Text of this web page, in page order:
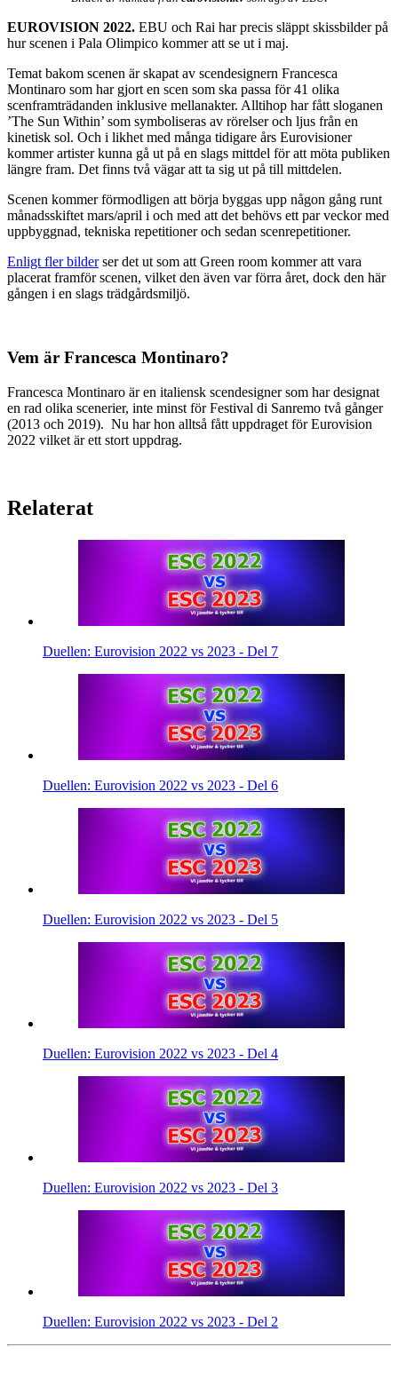
EUROVISION 2022. EBU och Rai har precis släppt skissbilder på
hur scenen i Pala Olimpico kommer att se ut i maj.
Temat bakom scenen är skapat av scendesignern Francesca
Montinaro som har gjort en scen som ska passa för 41 olika
scenframträdanden inklusive mellanakter. Alltihop har fått sloganen
’The Sun Within’ som symboliseras av rörelser och ljus från en
kinetisk sol. Och i likhet med många tidigare års Eurovisioner
kommer artister kunna gå ut på en slags mittdel för att möta publiken
längre fram. Det finns två vägar att ta sig ut på till mittdelen.
Scenen kommer förmodligen att börja byggas upp någon gång runt
månadsskiftet mars/april i och med att det behövs ett par veckor med
uppbyggnad, tekniska repetitioner och sedan scenrepetitioner.
Enligt fler bilderser det ut som att Green room kommer att vara
placerat framför scenen, vilket den även var förra året, dock den här
gången i en slags trädgårdsmiljö.
Vem är Francesca Montinaro?
Francesca Montinaro är en italiensk scendesigner som har designat
en rad olika scenerier, inte minst för Festival di Sanremo två gånger
(2013 och 2019). Nu har hon alltså fått uppdraget för Eurovision
2022 vilket är ett stort uppdrag.
Relaterat
Duellen: Eurovision 2022 vs 2023 - Del 7
Duellen: Eurovision 2022 vs 2023 - Del 6
Duellen: Eurovision 2022 vs 2023 - Del 5
Duellen: Eurovision 2022 vs 2023 - Del 4
Duellen: Eurovision 2022 vs 2023 - Del 3
Duellen: Eurovision 2022 vs 2023 - Del 2